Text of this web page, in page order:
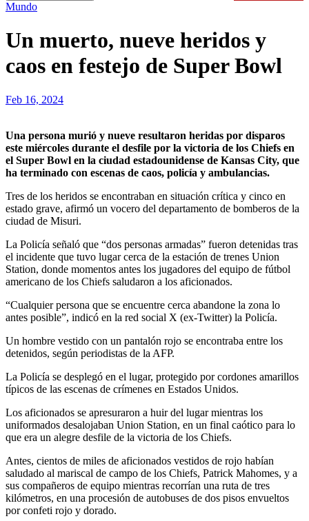
Mundo
Un muerto, nueve heridos y
caos en festejo de Super Bowl
Feb 16, 2024
Una persona murió y nueve resultaron heridas por disparos
este miércoles durante el desfile por la victoria de los Chiefs en
el Super Bowl en la ciudad estadounidense de Kansas City, que
ha terminado con escenas de caos, policía y ambulancias.
Tres de los heridos se encontraban en situación crítica y cinco en
estado grave, afirmó un vocero del departamento de bomberos de la
ciudad de Misuri.
La Policía señaló que “dos personas armadas” fueron detenidas tras
el incidente que tuvo lugar cerca de la estación de trenes Union
Station, donde momentos antes los jugadores del equipo de fútbol
americano de los Chiefs saludaron a los aficionados.
“Cualquier persona que se encuentre cerca abandone la zona lo
antes posible”, indicó en la red social X (ex-Twitter) la Policía.
Un hombre vestido con un pantalón rojo se encontraba entre los
detenidos, según periodistas de la AFP.
La Policía se desplegó en el lugar, protegido por cordones amarillos
típicos de las escenas de crímenes en Estados Unidos.
Los aficionados se apresuraron a huir del lugar mientras los
uniformados desalojaban Union Station, en un final caótico para lo
que era un alegre desfile de la victoria de los Chiefs.
Antes, cientos de miles de aficionados vestidos de rojo habían
saludado al mariscal de campo de los Chiefs, Patrick Mahomes, y a
sus compañeros de equipo mientras recorrían una ruta de tres
kilómetros, en una procesión de autobuses de dos pisos envueltos
por confeti rojo y dorado.